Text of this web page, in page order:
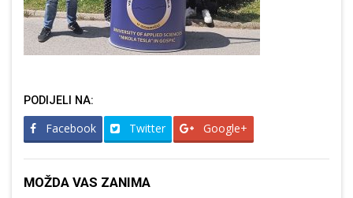
PODIJELI NA:
Facebook Twitter Google+
MOŽDA VAS ZANIMA